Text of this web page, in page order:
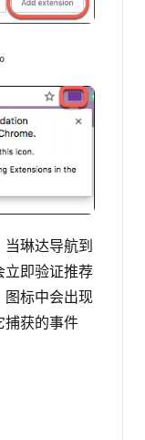
。
琳达导航到
立即验证推荐
图标中会出现
捕获的事件